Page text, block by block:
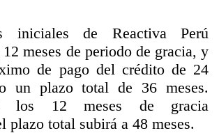
iniciales de Reactiva Perú
meses de periodo de gracia, y
de pago del crédito de 24
un plazo total de 36 meses.
los 12 meses de gracia
plazo total subirá a 48 meses.